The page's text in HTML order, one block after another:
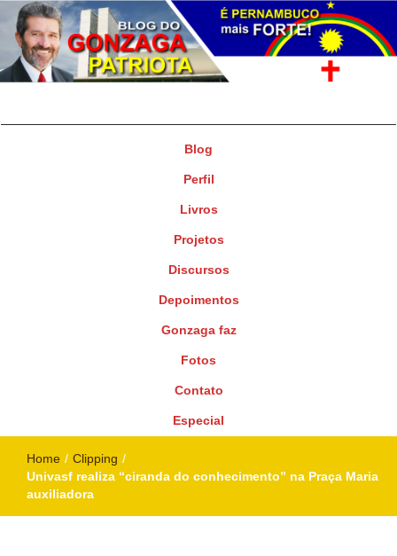
Blog
Perfil
Livros
Projetos
Discursos
Depoimentos
Gonzaga faz
Fotos
Contato
Especial
Home / Clipping /
Univasf realiza “ciranda do conhecimento” na Praça Maria
auxiliadora